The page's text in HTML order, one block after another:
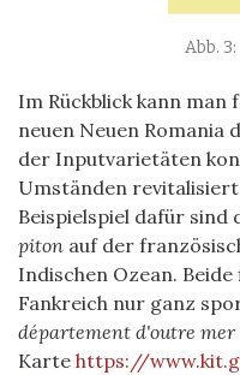
Im Rückblick kann man
neuen Neuen Romania
der Inputvarietäten
Umständen
Beispielspiel dafür sind
piton auf der
Indischen Ozean.
Fankreich nur ganz
département d'outre mer
Karte https://